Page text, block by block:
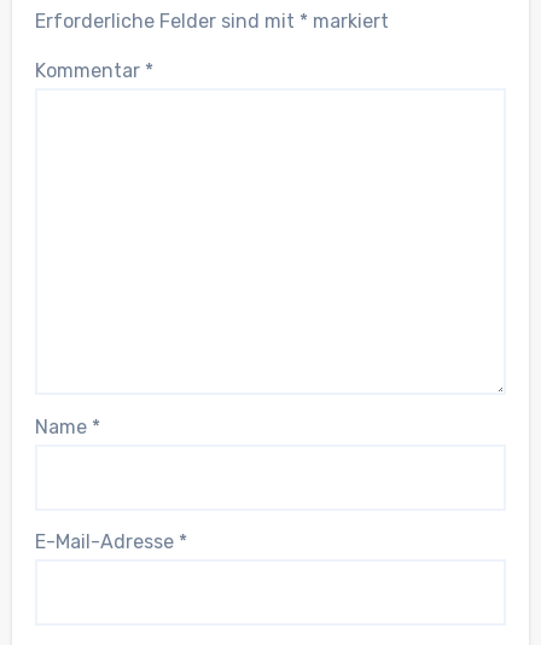
Erforderliche Felder sind mit * markiert
Kommentar *
Name *
E-Mail-Adresse *